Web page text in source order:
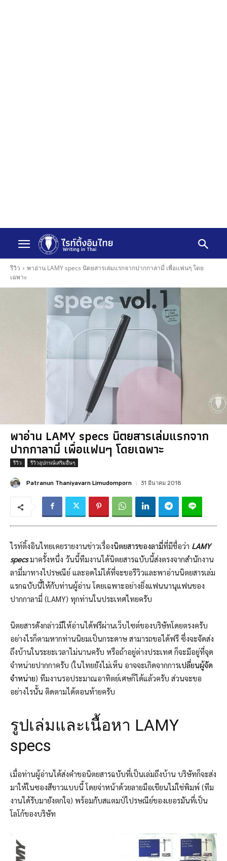
รีวิว
พาอ่าน LAMY specs นิตยสารเล่มแรกจากปากกาลามี่ เพื่อแฟนๆ โดย
เฉพาะ
พาอ่าน LAMY specs นิตยสารเล่มแรกจาก
ปากกาลามี่ เพื่อแฟนๆ โดยเฉพาะ
รีวิว รีวิวอุปกรณ์เสริมอื่นๆ
Patranun Thaniyavarn Limudomporn 31 มีนาคม 2018
ไรท์ติ้งอินไทยเคยรายงานข่าวเรื่องนิตยสารของลามี่ที่มีชื่อว่า LAMY
specsมาครั้งหนึ่ง วันนี้ทีมงานได้นิตยสารฉบับนี้ส่งตรงจากสำนักงาน
ลามี่มาทางไปรษณีย์ และอดไม่ได้ที่จะขอรีวิวและพาอ่านนิตยสารเล่ม
แรกฉบับนี้ให้กับท่านผู้อ่าน โดยเฉพาะอย่างยิ่งแฟนนานุแฟนของ
ปากกาลามี่ (LAMY) ทุกท่านในประเทศไทยครับ
นิตยสารดังกล่าวมีให้อ่านได้ฟรีผ่านเว็บไซต์ของบริษัทโดยตรงครับ
อย่างไรก็ตามหากท่านนิยมเป็นกระดาษ สามารถขอได้ฟรี ซึ่งจะจัดส่ง
ถึงบ้านในระยะเวลาไม่นานครับ หรือถ้าอยู่ต่างประเทศ ก็จะมีอยู่ที่จุด
จำหน่ายปากกาครับ (ในไทยยังไม่เห็น อาจจะเกิดจากการเปลี่ยนผู้จัด
จำหน่าย) ทีมงานรอประมาณอาทิตย์เศษก็ได้แล้วครับ ส่วนจะขอ
อย่างไรนั้น ติดตามได้ตอนท้ายครับ
รูปเล่มและเนื้อหา LAMY
specs
เมื่อท่านผู้อ่านได้ส่งคำขอนิตยสารฉบับที่เป็นเล่มถึงบ้าน บริษัทก็จะส่ง
มาให้ในซองสีขาวแบบนี้ โดยจ่าหน้าด้วยลายมือเขียนไม่ใช่พิมพ์ (ทีม
งานได้รับมายังตกใจ) พร้อมกับสแตมป์ไปรษณีย์ของเยอรมันที่เป็น
โลโก้ของบริษัท